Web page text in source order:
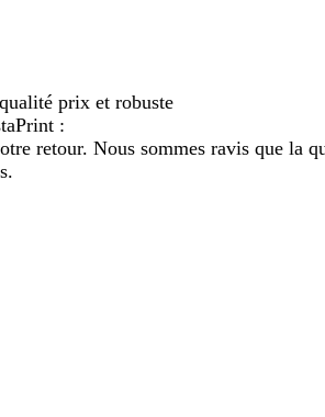
prix et robuste
:
retour. Nous sommes ravis que la